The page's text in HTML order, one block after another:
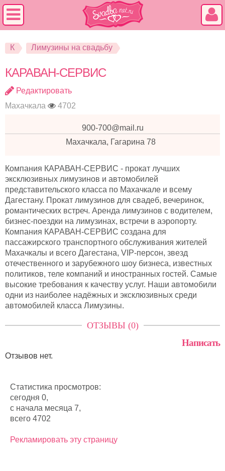
К Лимузины на свадьбу
КАРАВАН-СЕРВИС
Редактировать
Махачкала
4702
900-700@mail.ru
Махачкала, Гагарина 78
Компания КАРАВАН-СЕРВИС - прокат лучших
эксклюзивных лимузинов и автомобилей
представительского класса по Махачкале и всему
Дагестану. Прокат лимузинов для свадеб, вечеринок,
романтических встреч. Аренда лимузинов с водителем,
бизнес-поездки на лимузинах, встречи в аэропорту.
Компания КАРАВАН-СЕРВИС создана для
пассажирского транспортного обслуживания жителей
Махачкалы и всего Дагестана, VIP-персон, звезд
отечественного и зарубежного шоу бизнеса, известных
политиков, теле компаний и иностранных гостей. Самые
высокие требования к качеству услуг. Наши автомобили
одни из наиболее надёжных и эксклюзивных среди
автомобилей класса Лимузины.
ОТЗЫВЫ (0)
Написать
Отзывов нет.
Статистика просмотров:
сегодня 0,
с начала месяца 7,
всего 4702
Рекламировать эту страницу